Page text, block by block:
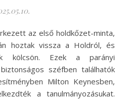
hoztak vissza a Holdról, és
kölcsön. Ezek a parányi
széfben találhatók
Milton Keynesben,
a tanulmányozásukat.